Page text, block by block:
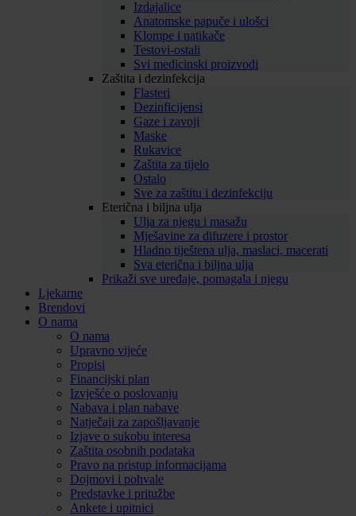
Izdajalice
Anatomske papuče i ulošci
Klompe i natikače
Testovi-ostali
Svi medicinski proizvodi
Zaštita i dezinfekcija
Flasteri
Dezinficijensi
Gaze i zavoji
Maske
Rukavice
Zaštita za tijelo
Ostalo
Sve za zaštitu i dezinfekciju
Eterična i biljna ulja
Ulja za njegu i masažu
Mješavine za difuzere i prostor
Hladno tiještena ulja, maslaci, macerati
Sva eterična i biljna ulja
Prikaži sve uređaje, pomagala i njegu
Ljekarne
Brendovi
O nama
O nama
Upravno vijeće
Propisi
Financijski plan
Izvješće o poslovanju
Nabava i plan nabave
Natječaji za zapošljavanje
Izjave o sukobu interesa
Zaštita osobnih podataka
Pravo na pristup informacijama
Dojmovi i pohvale
Predstavke i pritužbe
Ankete i upitnici